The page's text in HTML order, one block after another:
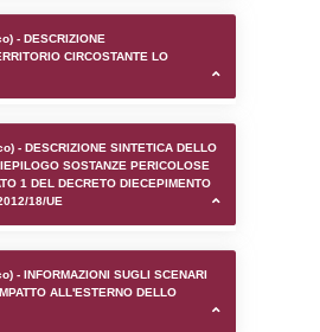
SASOL
di Augusta
-
A1 (pubblico) - INFORMAZIONI
D (pubblico) - INFORMAZIONI